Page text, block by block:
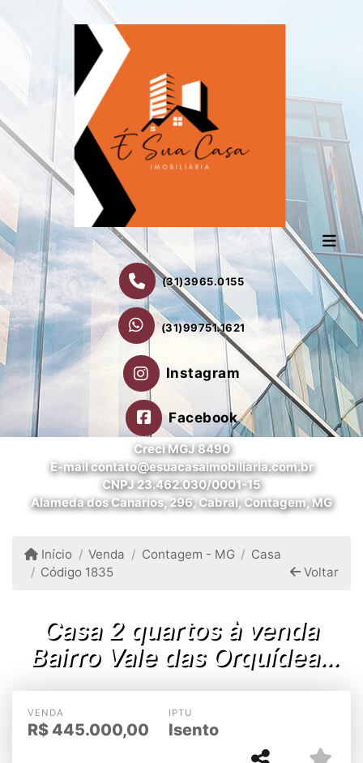
(31)3965.0155
(31)99751.1621
Instagram
Facebook
Creci MGJ 8490
E-mail contato@esuacasaimobiliaria.com.br
CNPJ 23.462.030/0001-15
Alameda dos Canarios, 296, Cabral, Contagem, MG
Início Venda Contagem - MG
Casa
Código 1835
Voltar
Casa 2 quartos à venda
Bairro Vale das Orquídeas
Contagem MG
VENDA
R$ 445.000,00
IPTU
Isento